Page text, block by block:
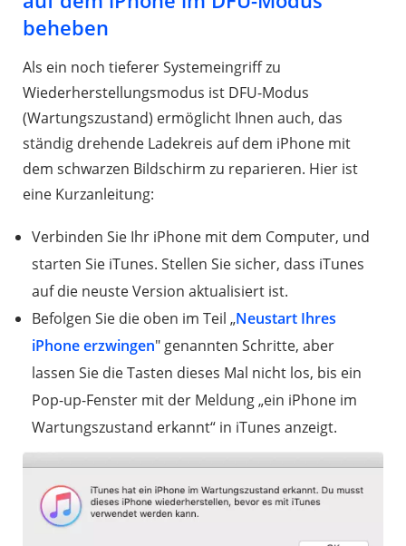
beheben
Als ein noch tieferer Systemeingriff zu
Wiederherstellungsmodus ist DFU-Modus
(Wartungszustand) ermöglicht Ihnen auch, das
ständig drehende Ladekreis auf dem iPhone mit
dem schwarzen Bildschirm zu reparieren. Hier ist
eine Kurzanleitung:
Verbinden Sie Ihr iPhone mit dem Computer, und
starten Sie iTunes. Stellen Sie sicher, dass iTunes
auf die neuste Version aktualisiert ist.
Befolgen Sie die oben im Teil „Neustart Ihres
iPhone erzwingen" genannten Schritte, aber
lassen Sie die Tasten dieses Mal nicht los, bis ein
Pop-up-Fenster mit der Meldung „ein iPhone im
Wartungszustand erkannt“ in iTunes anzeigt.